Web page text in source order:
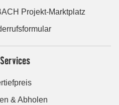
Projekt-Marktplatz
& Abholen